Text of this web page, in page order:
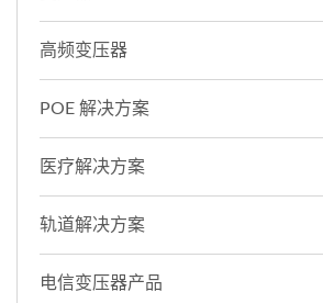
高频变压器
POE 解决方案
医疗解决方案
轨道解决方案
电信变压器产品